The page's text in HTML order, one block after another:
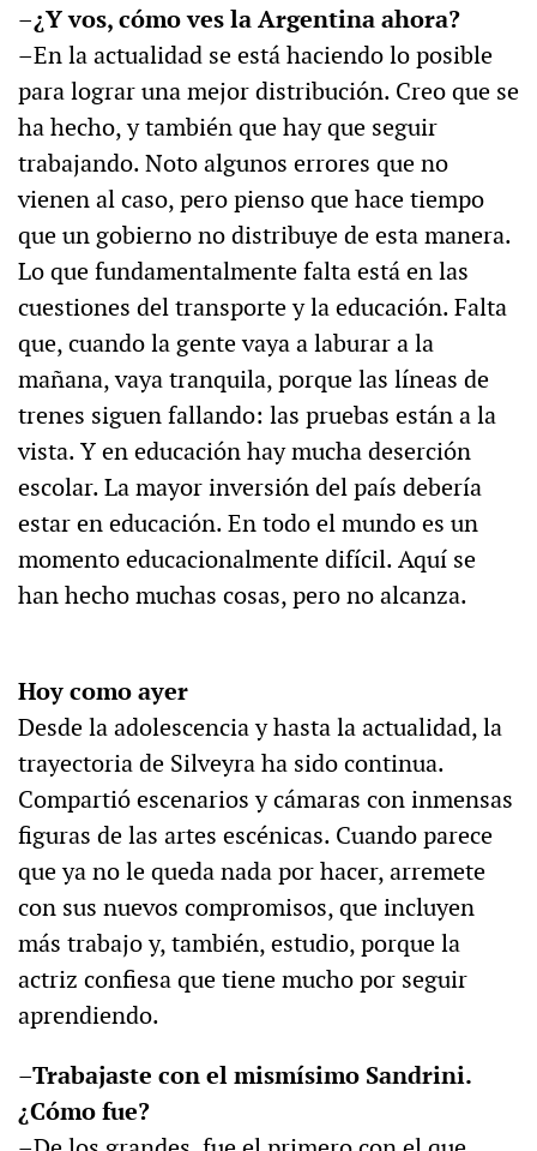
–¿Y vos, cómo ves la Argentina ahora?
–En la actualidad se está haciendo lo posible
para lograr una mejor distribución. Creo que se
ha hecho, y también que hay que seguir
trabajando. Noto algunos errores que no
vienen al caso, pero pienso que hace tiempo
que un gobierno no distribuye de esta manera.
Lo que fundamentalmente falta está en las
cuestiones del transporte y la educación. Falta
que, cuando la gente vaya a laburar a la
mañana, vaya tranquila, porque las líneas de
trenes siguen fallando: las pruebas están a la
vista. Y en educación hay mucha deserción
escolar. La mayor inversión del país debería
estar en educación. En todo el mundo es un
momento educacionalmente difícil. Aquí se
han hecho muchas cosas, pero no alcanza.
Hoy como ayer
Desde la adolescencia y hasta la actualidad, la
trayectoria de Silveyra ha sido continua.
Compartió escenarios y cámaras con inmensas
figuras de las artes escénicas. Cuando parece
que ya no le queda nada por hacer, arremete
con sus nuevos compromisos, que incluyen
más trabajo y, también, estudio, porque la
actriz confiesa que tiene mucho por seguir
aprendiendo.
–Trabajaste con el mismísimo Sandrini.
¿Cómo fue?